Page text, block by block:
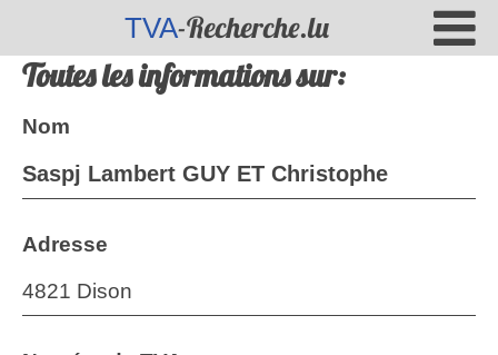
TVA-Recherche.lu
Toutes les informations sur:
Nom
Saspj Lambert GUY ET Christophe
Adresse
4821 Dison